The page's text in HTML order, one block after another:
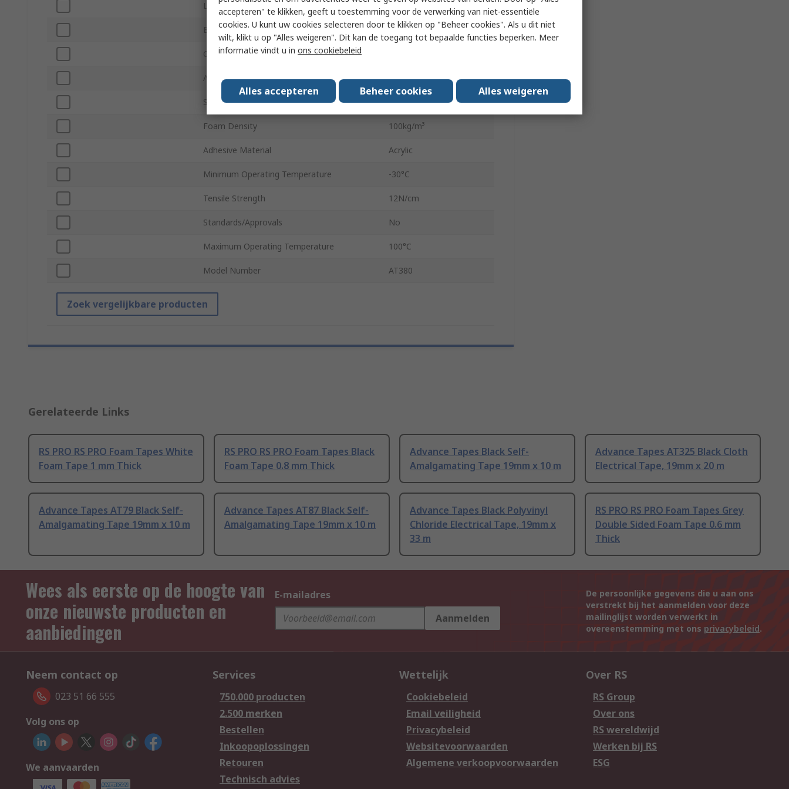
Length
Backing Material Polyethylene Foam
Colour
Adhesion Strength 14.5N/cm
Single/Double Sided Double Sided
Foam Density 100kg/m³
Adhesive Material Acrylic
Minimum Operating Temperature -30°C
Tensile Strength 12N/cm
Standards/Approvals No
Maximum Operating Temperature 100°C
Model Number AT380
Zoek vergelijkbare producten
Gerelateerde Links
RS PRO RS PRO Foam Tapes White
Foam Tape 1 mm Thick
RS PRO RS PRO Foam Tapes Black
Foam Tape 0.8 mm Thick
Advance Tapes Black Self-
Amalgamating Tape 19mm x 10 m
Advance Tapes AT325 Black Cloth
Electrical Tape, 19mm x 20 m
Advance Tapes AT79 Black Self-
Amalgamating Tape 19mm x 10 m
Advance Tapes AT87 Black Self-
Amalgamating Tape 19mm x 10 m
Advance Tapes Black Polyvinyl
Chloride Electrical Tape, 19mm x
33 m
RS PRO RS PRO Foam Tapes Grey
Double Sided Foam Tape 0.6 mm
Thick
Wees als eerste op de hoogte van
onze nieuwste producten en
aanbiedingen
E-mailadres
Aanmelden
De persoonlijke gegevens die u aan ons
verstrekt bij het aanmelden voor deze
mailinglijst worden verwerkt in
overeenstemming met ons privacybeleid.
Neem contact op
023 51 66 555
Volg ons op
We aanvaarden
Services
750.000 producten
2.500 merken
Bestellen
Inkoopoplossingen
Retouren
Technisch advies
Wettelijk
Cookiebeleid
Email veiligheid
Privacybeleid
Websitevoorwaarden
Algemene verkoopvoorwaarden
Over RS
RS Group
Over ons
RS wereldwijd
Werken bij RS
ESG
accepteren" te klikken, geeft u toestemming voor de verwerking van niet-essentiële
cookies. U kunt uw cookies selecteren door te klikken op "Beheer cookies". Als u dit niet
wilt, klikt u op "Alles weigeren". Dit kan de toegang tot bepaalde functies beperken. Meer
informatie vindt u in ons cookiebeleid
Alles accepteren Beheer cookies Alles weigeren